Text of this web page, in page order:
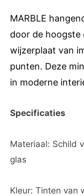
MARBLE
door de hoogste
wijzerplaat van
punten. Deze
in moderne
Specificaties
Materiaal: Schild
glas
Kleur: Tinten van